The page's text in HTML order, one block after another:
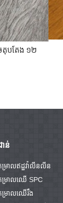
តុបតែង ១២
ាន់
ម្រាលឥដ្ឋវ៉ាលីនលីន
ម្រាលឈើ SPC
ម្រាលឈើរឹង